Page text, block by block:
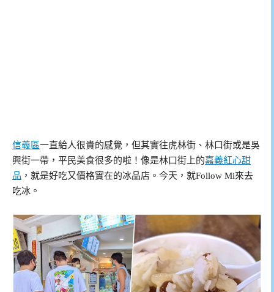
信義區一直給人很貴的感覺，但其實往虎林街、林口街或是吳
興街一帶，平民美食很多的啦！像是林口街上的嘉義紅心甜
品 ，就是好吃又價格實在的冰品店。今天，就Follow Mi來去
吃冰。